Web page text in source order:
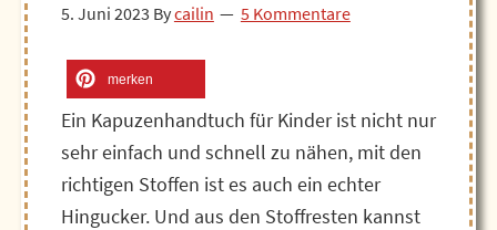
5. Juni 2023 Bycailin 5 Kommentare
merken
Ein Kapuzenhandtuch für Kinder ist nicht nur
sehr einfach und schnell zu nähen, mit den
richtigen Stoffen ist es auch ein echter
Hingucker. Und aus den Stoffresten kannst